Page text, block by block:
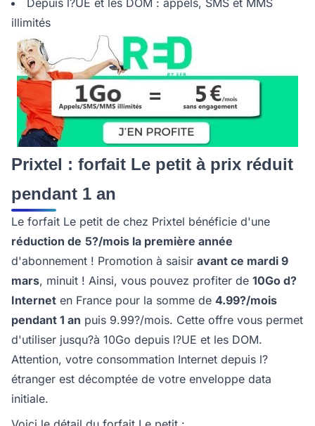
Depuis l?UE et les DOM : appels, SMS et MMS
illimités
Prixtel : forfait Le petit à prix réduit
pendant 1 an
Le forfait Le petit de chez Prixtel bénéficie d'une
réduction de 5?/mois la première année
d'abonnement ! Promotion à saisir avant ce mardi 9
mars, minuit ! Ainsi, vous pouvez profiter de 10Go d?
Internet en France pour la somme de 4.99?/mois
pendant 1 an puis 9.99?/mois. Cette offre vous permet
d'utiliser jusqu?à 10Go depuis l?UE et les DOM.
Attention, votre consommation Internet depuis l?
étranger est décomptée de votre enveloppe data
initiale.